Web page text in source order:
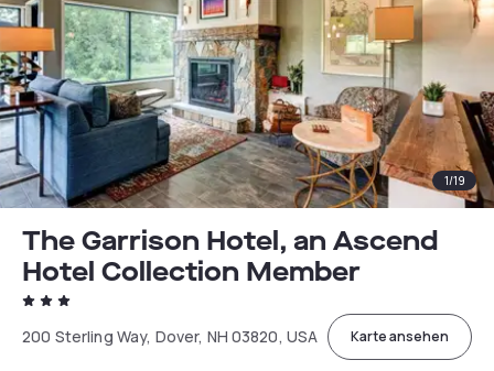
1/19
The Garrison Hotel, an Ascend
Hotel Collection Member
200 Sterling Way, Dover, NH 03820, USA Karte ansehen